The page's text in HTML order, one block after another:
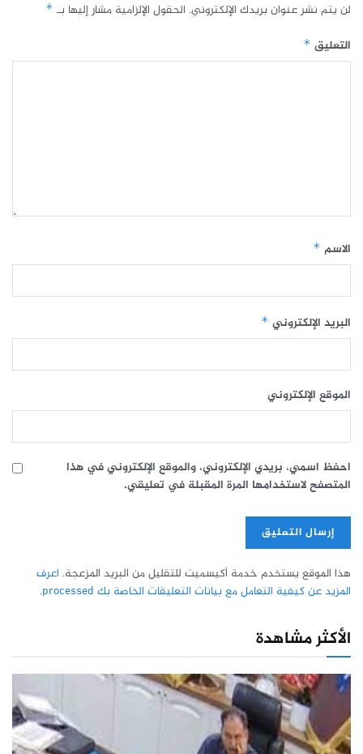
لن يتم نشر عنوان بريدك الإلكتروني. الحقول الإلزامية مشار إليها بـ *
التعليق *
الاسم *
البريد الإلكتروني *
الموقع الإلكتروني
احفظ اسمي، بريدي الإلكتروني، والموقع الإلكتروني في هذا
المتصفح لاستخدامها المرة المقبلة في تعليقي.
هذا الموقع يستخدم خدمة أكيسميت للتقليل من البريد المزعجة. اعرف
المزيد عن كيفية التعامل مع بيانات التعليقات الخاصة بك processed
.
الأكثر مشاهدة